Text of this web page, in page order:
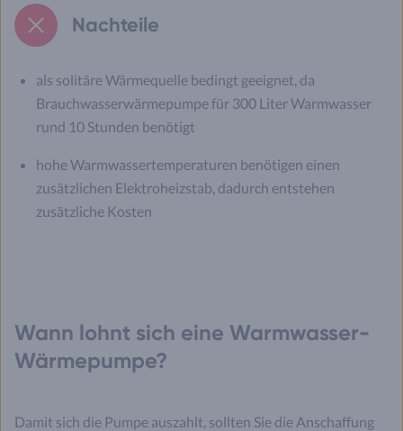
Nachteile
als solitäre Wärmequelle bedingt geeignet, da
Brauchwasserwärmepumpe für 300 Liter Warmwasser
rund 10 Stunden benötigt
hohe Warmwassertemperaturen benötigen einen
zusätzlichen Elektroheizstab, dadurch entstehen
zusätzliche Kosten
Wann lohnt sich eine Warmwasser-
Wärmepumpe?
Damit sich die Pumpe auszahlt, sollten Sie die Anschaffung